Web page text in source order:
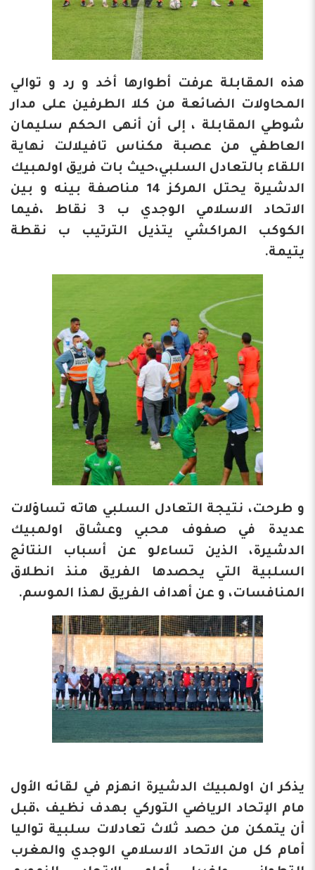
هذه المقابلة عرفت أطوارها أخد و رد و توالي
المحاولات الضائعة من كلا الطرفين على مدار
شوطي المقابلة ، إلى أن أنهى الحكم سليمان
العاطفي من عصبة مكناس تافيلالت نهاية
اللقاء بالتعادل السلبي،حيث بات فريق اولمبيك
الدشيرة يحتل المركز 14 مناصفة بينه و بين
الاتحاد الاسلامي الوجدي ب 3 نقاط ،فيما
الكوكب المراكشي يتذيل الترتيب ب نقطة
يتيمة.
و طرحت، نتيجة التعادل السلبي هاته تساؤلات
عديدة في صفوف محبي وعشاق اولمبيك
الدشيرة، الذين تساءلو عن أسباب النتائج
السلبية التي يحصدها الفريق منذ انطلاق
المنافسات، و عن أهداف الفريق لهذا الموسم.
يذكر ان اولمبيك الدشيرة انهزم في لقائه الأول
مام الإتحاد الرياضي التوركي بهدف نظيف ،قبل
أن يتمكن من حصد ثلاث تعادلات سلبية تواليا
أمام كل من الاتحاد الاسلامي الوجدي والمغرب